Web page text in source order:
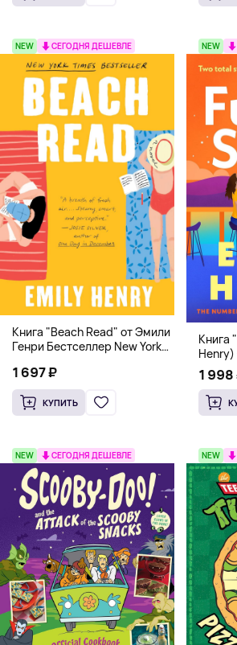
NEW СЕГОДНЯ ДЕШЕВЛЕ
Книга "Beach Read" от Эмили
Генри Бестселлер New York
1 697 ₽
КУПИТЬ
NEW
Книга
1 998
NEW СЕГОДНЯ ДЕШЕВЛЕ NEW